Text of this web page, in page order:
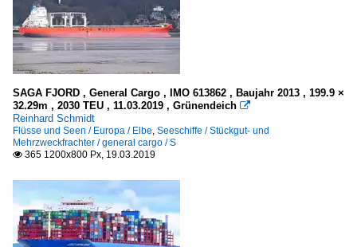
SAGA FJORD , General Cargo , IMO 613862 , Baujahr 2013 , 199.9 ×
32.29m , 2030 TEU , 11.03.2019 , Grünendeich 
Reinhard Schmidt
Flüsse und Seen / Europa / Elbe, Seeschiffe / Stückgut- und
Mehrzweckfrachter / general cargo / S
 365 1200x800 Px, 19.03.2019